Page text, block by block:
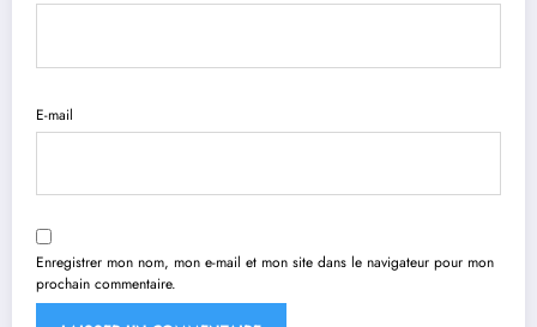
E-mail
Enregistrer mon nom, mon e-mail et mon site dans le navigateur pour mon
prochain commentaire.